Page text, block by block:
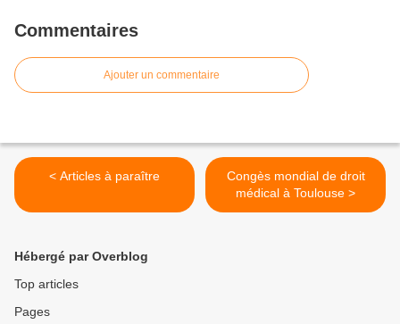
Commentaires
Ajouter un commentaire
< Articles à paraître
Congès mondial de droit
médical à Toulouse >
Hébergé par Overblog
Top articles
Pages